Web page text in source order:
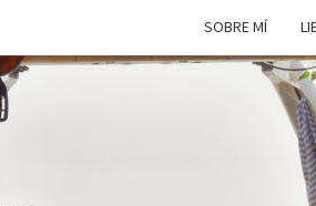
SOBRE MÍ